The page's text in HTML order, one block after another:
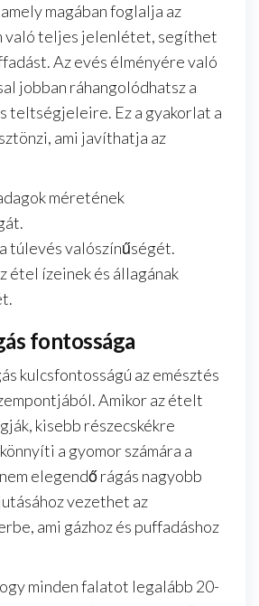
magában foglalja az
való teljes jelenlétet, segíthet
Az evés élményére való
jobban ráhangolódhatsz a
teltségjeleire. Ez a gyakorlat a
ami javíthatja az
méretének
túlevés valószínűségét.
étel ízeinek és állagának
fontossága
kulcsfontosságú az emésztés
Amikor az ételt
kisebb részecskékre
a gyomor számára a
elegendő rágás nagyobb
vezethet az
ami gázhoz és puffadáshoz
minden falatot legalább 20-